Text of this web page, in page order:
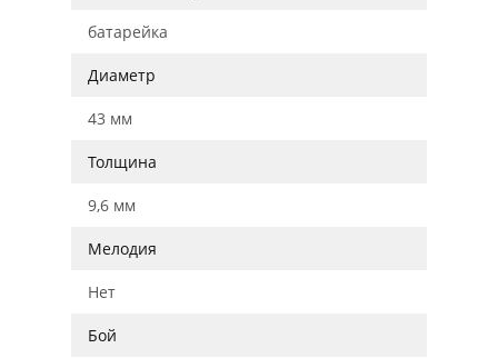
батарейка
Диаметр
43 мм
Толщина
9,6 мм
Мелодия
Нет
Бой